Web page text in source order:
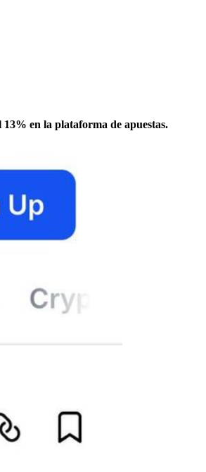
en la plataforma de apuestas.